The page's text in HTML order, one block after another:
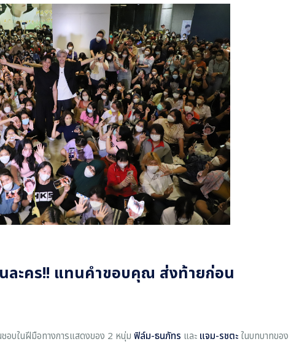
ะคร!! แทนคำขอบคุณ ส่งท้ายก่อน
อบในฝีมือทางการแสดงของ 2 หนุ่ม ฟิล์ม-ธนภัทร และ แจม-รชตะในบทบาทของ